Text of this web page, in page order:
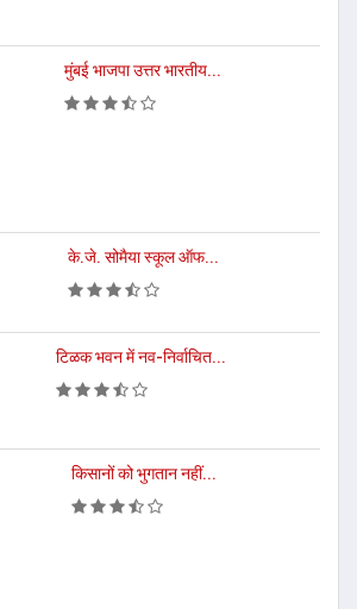
मुंबई भाजपा उत्तर भारतीय...
के.जे. सोमैया स्कूल ऑफ...
टिळक भवन में नव-निर्वाचित...
किसानों को भुगतान नहीं...